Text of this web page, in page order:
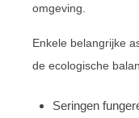
omgeving.
Enkele belangrijke
de ecologische
Seringen